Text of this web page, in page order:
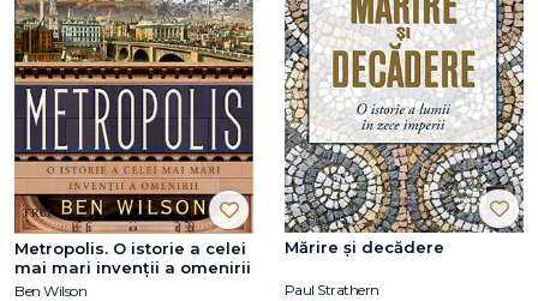
Metropolis. O istorie a celei
mai mari invenții a omenirii
Ben Wilson
Mărire și decădere
Paul Strathern